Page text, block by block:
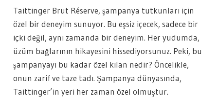
Taittinger Brut Réserve, şampanya tutkunları için
özel bir deneyim sunuyor. Bu eşsiz içecek, sadece bir
içki değil, aynı zamanda bir deneyim. Her yudumda,
üzüm bağlarının hikayesini hissediyorsunuz. Peki, bu
şampanyayı bu kadar özel kılan nedir? Öncelikle,
onun zarif ve taze tadı. Şampanya dünyasında,
Taittinger’in yeri her zaman özel olmuştur.